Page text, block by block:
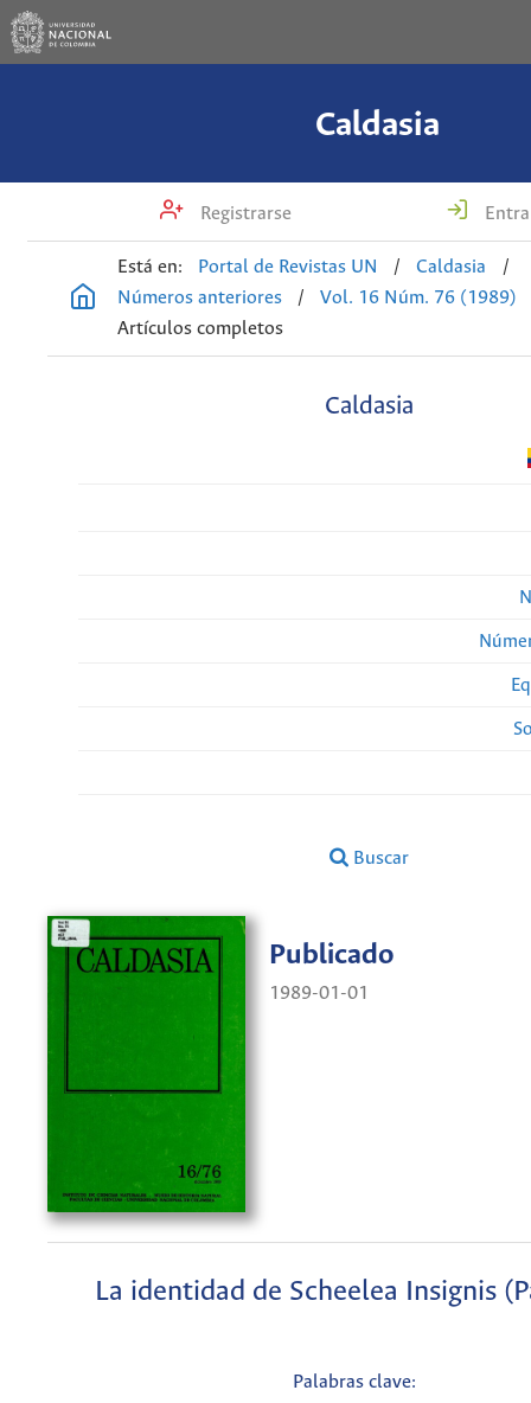
Caldasia
Registrarse
Está en: Portal de Revistas UN / Caldasia
/
Números anteriores
/
Vol. 16 Núm. 76 (1989)
Artículos completos
Caldasia
Buscar
Publicado
1989-01-01
La identidad de Scheelea Insignis
Palabras clave: